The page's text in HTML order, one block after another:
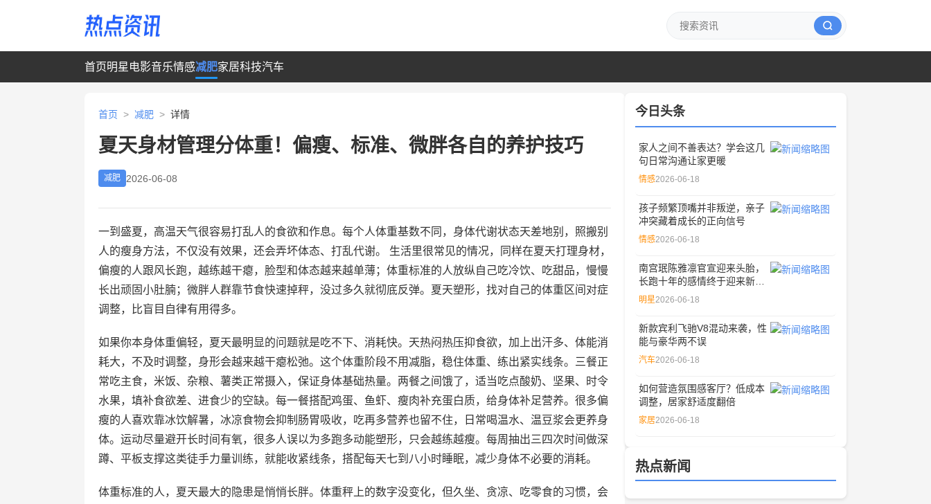
首页明星 电影音乐情感减肥家居科技汽车
首页 > 减肥 > 详情
夏天身材管理分体重！偏瘦、标准、微胖各自的养护技巧
减肥 2026-06-08
一到盛夏，高温天气很容易打乱人的食欲和作息。每个人体重基数不同，身体代谢状态天差地别，照搬别
人的瘦身方法，不仅没有效果，还会弄坏体态、打乱代谢。 生活里很常见的情况，同样在夏天打理身材，
偏瘦的人跟风长跑，越练越干瘪，脸型和体态越来越单薄；体重标准的人放纵自己吃冷饮、吃甜品，慢慢
长出顽固小肚腩；微胖人群靠节食快速掉秤，没过多久就彻底反弹。夏天塑形，找对自己的体重区间对症
调整，比盲目自律有用得多。
如果你本身体重偏轻，夏天最明显的问题就是吃不下、消耗快。天热闷热压抑食欲，加上出汗多、体能消
耗大，不及时调整，身形会越来越干瘪松弛。这个体重阶段不用减脂，稳住体重、练出紧实线条。三餐正
常吃主食，米饭、杂粮、薯类正常摄入，保证身体基础热量。两餐之间饿了，适当吃点酸奶、坚果、时令
水果，填补食欲差、进食少的空缺。每一餐搭配鸡蛋、鱼虾、瘦肉补充蛋白质，给身体补足营养。很多偏
瘦的人喜欢靠冰饮解暑，冰凉食物会抑制肠胃吸收，吃再多营养也留不住，日常喝温水、温豆浆会更养身
体。运动尽量避开长时间有氧，很多人误以为多跑多动能塑形，只会越练越瘦。每周抽出三四次时间做深
蹲、平板支撑这类徒手力量训练，就能收紧线条，搭配每天七到八小时睡眠，减少身体不必要的消耗。
体重标准的人，夏天最大的隐患是悄悄长胖。体重秤上的数字没变化，但久坐、贪凉、吃零食的习惯，会
今日头条
家人之间不善表达？学会这几
句日常沟通让家更暖
情感2026-06-18
孩子频繁顶嘴并非叛逆，亲子
冲突藏着成长的正向信号
情感2026-06-18
南宫珉陈雅凛官宣迎来头胎，
长跑十年的感情终于迎来新成
员
明星2026-06-18
新款宾利飞驰V8混动来袭，性
能与豪华两不误
汽车2026-06-18
如何营造氛围感客厅？低成本
调整，居家舒适度翻倍
家居2026-06-18
热点新闻